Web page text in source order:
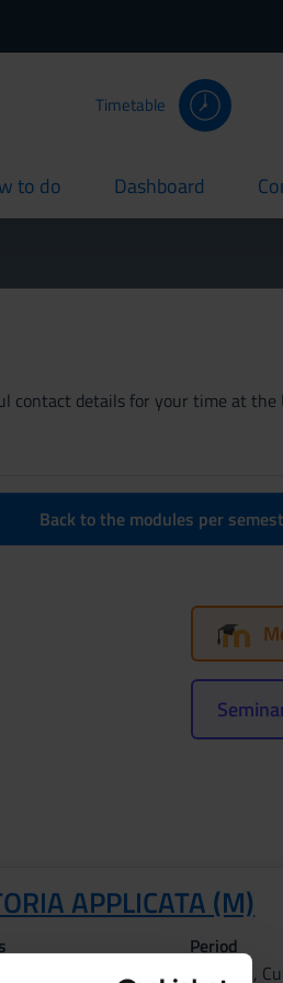
Timetable
to do Dashboard
current
contact details for your time at
Back to the modules per
APPLICATA (M)
Period
CuCi 2 A,